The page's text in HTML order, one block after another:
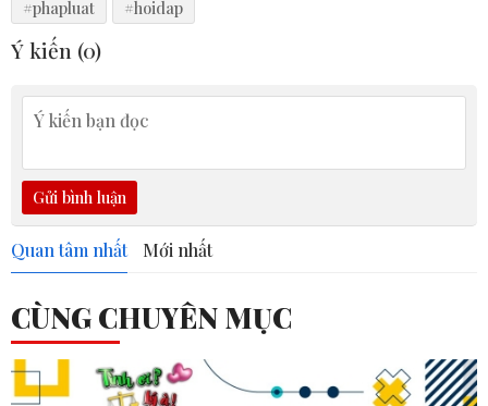
#phapluat
#hoidap
Ý kiến (0)
Gửi bình luận
Quan tâm nhất Mới nhất
CÙNG CHUYÊN MỤC